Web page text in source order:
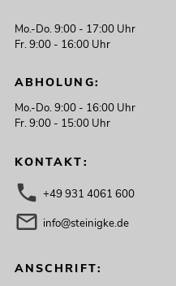
Mo.-Do. 9:00 - 17:00 Uhr
Fr. 9:00 - 16:00 Uhr
ABHOLUNG:
Mo.-Do. 9:00 - 16:00 Uhr
Fr. 9:00 - 15:00 Uhr
KONTAKT:
+49 931 4061 600
info@steinigke.de
ANSCHRIFT: